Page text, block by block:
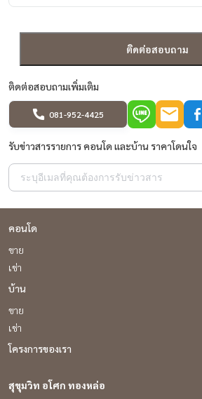
จ่ายในการทำตลาด **
สนใจติดต่อ Line: @baandeerental
https://lin.ee/OLhiKNV
(คุณก้อย) โทร :081-942-2426
(คุณกล้า) โทร :081-952-4425
(คุณกบ) โทร :086-655-6999
----------------------------------------------
#BaandeeDonjai #บ้านดีโดนใจ
คอนโด #คอนโดให้เช่า #คอนโด
พหลโยธินพาร์ค #ห้าแยกลาดพร้าว #คอนโดใก
ติดต่อสอบถาม
ติดต่อสอบถามเพิ่มเติม
081-952-4425
รับข่าวสารรายการ คอนโด และบ้าน ราคาโดนใจ
คอนโด
ขาย
เช่า
บ้าน
ขาย
เช่า
โครงการของเรา
สุขุมวิท อโศก ทองหล่อ